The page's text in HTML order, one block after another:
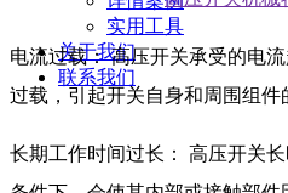
实用工具
关于我们
联系我们
电流过载： 高压开关承受的电
过载，引起开关自身和周围组件
长期工作时间过长： 高压开关